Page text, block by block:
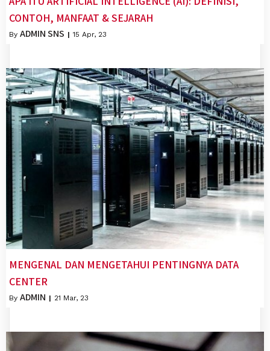
CONTOH, MANFAAT & SEJARAH
By ADMIN SNS | 15 Apr, 23
MENGENAL DAN MENGETAHUI PENTINGNYA DATA
CENTER
By ADMIN | 21 Mar, 23